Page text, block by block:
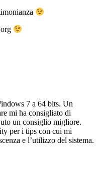
7 a 64 bits. Un
mi ha consigliato di
un consiglio migliore.
per i tips con cui mi
e l’utilizzo del sistema.